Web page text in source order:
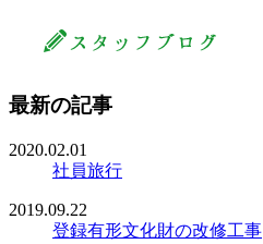
最新の記事
2020.02.01
社員旅行
2019.09.22
登録有形文化財の改修工事